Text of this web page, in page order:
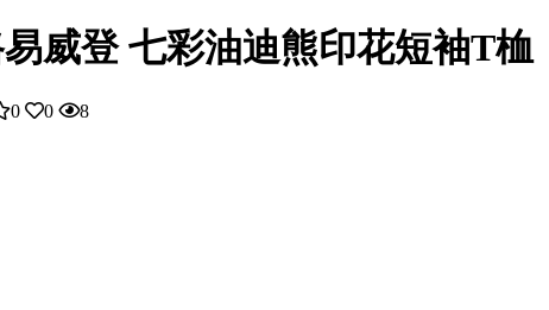
威登 七彩油迪熊印花短袖T桖
0 0 8